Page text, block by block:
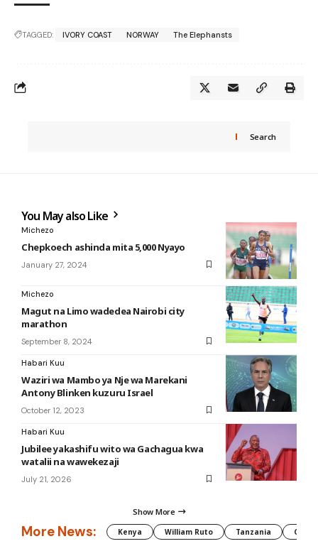
TAGGED: IVORY COAST NORWAY The Elephansts
Search
You May also Like
Michezo
Chepkoech ashinda mita 5,000 Nyayo
January 27, 2024
Michezo
Magut na Limo wadedea Nairobi city
marathon
September 8, 2024
Habari Kuu
Waziri wa Mambo ya Nje wa Marekani
Antony Blinken kuzuru Israel
October 12, 2023
Habari Kuu
Jubilee yakashifu wito wa Gachagua kwa
watalii na wawekezaji
July 21, 2026
Show More
More News: Kenya William Ruto Tanzania CAF